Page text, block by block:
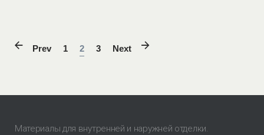
Prev 1 2 3 Next
Материалы для внутренней и наружней отделки.